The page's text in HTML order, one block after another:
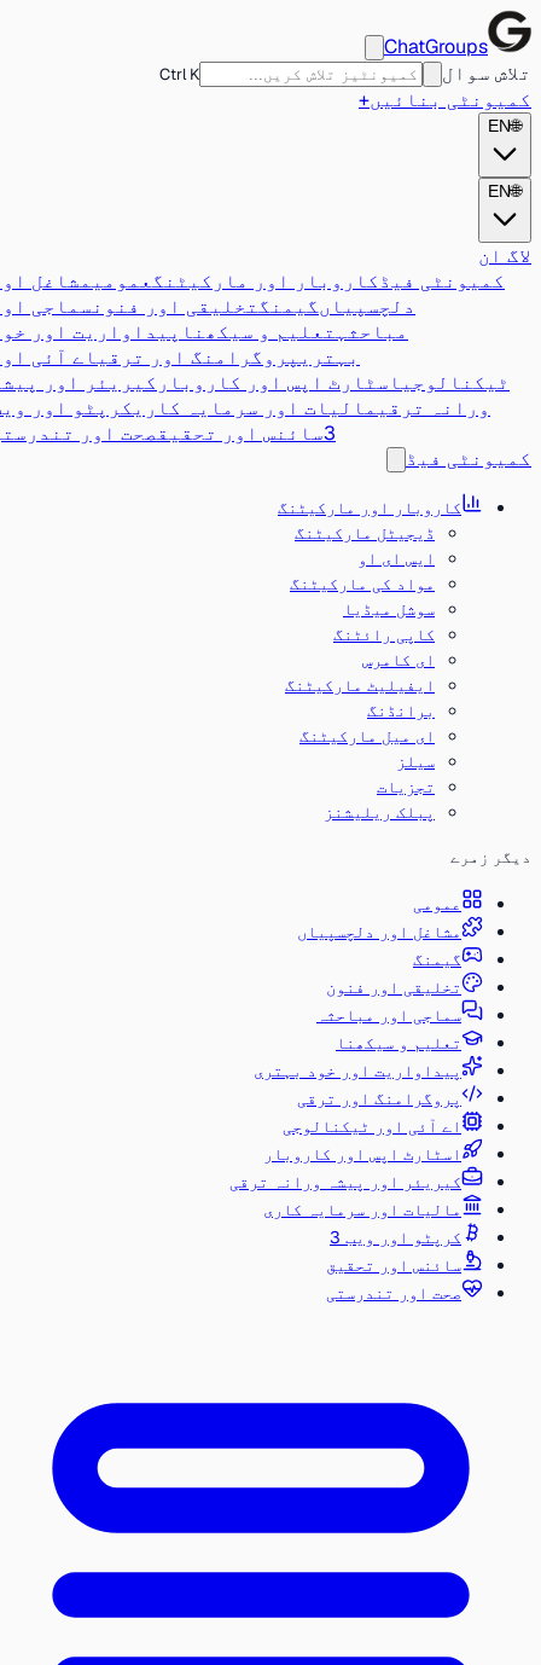
ChatGroups
تلاش سوال
Ctrl K
کمیونٹی بنائیں+
🌐
EN
🌐
EN
لاگ ان
کمیونٹی فیڈکاروبار اور مارکیٹنگعمومیمشاغل اور
دلچسپیاں گیمنگتخلیقی اور فنون سماجی اور
مباحثہتعلیم و سیکھناپیداواریت اور خود
بہتری پروگرامنگ اور ترقیاے آئی اور
ٹیکنالوجیاسٹارٹ اپس اور کاروبار کیریئر اور پیشہ
ورانہ ترقیمالیات اور سرمایہ کاری کرپٹو اور ویب
3سائنس اور تحقیقصحت اور تندرستی
کمیونٹی فیڈ
کاروبار اور مارکیٹنگ
ڈیجیٹل مارکیٹنگ
ایس ای او
مواد کی مارکیٹنگ
سوشل میڈیا
کاپی رائٹنگ
ای کامرس
ایفیلیٹ مارکیٹنگ
برانڈنگ
ای میل مارکیٹنگ
سیلز
تجزیات
پبلک ریلیشنز
دیگر زمرے
عمومی
مشاغل اور دلچسپیاں
گیمنگ
تخلیقی اور فنون
سماجی اور مباحثہ
تعلیم و سیکھنا
پیداواریت اور خود بہتری
پروگرامنگ اور ترقی
اے آئی اور ٹیکنالوجی
اسٹارٹ اپس اور کاروبار
کیریئر اور پیشہ ورانہ ترقی
مالیات اور سرمایہ کاری
کرپٹو اور ویب 3
سائنس اور تحقیق
صحت اور تندرستی